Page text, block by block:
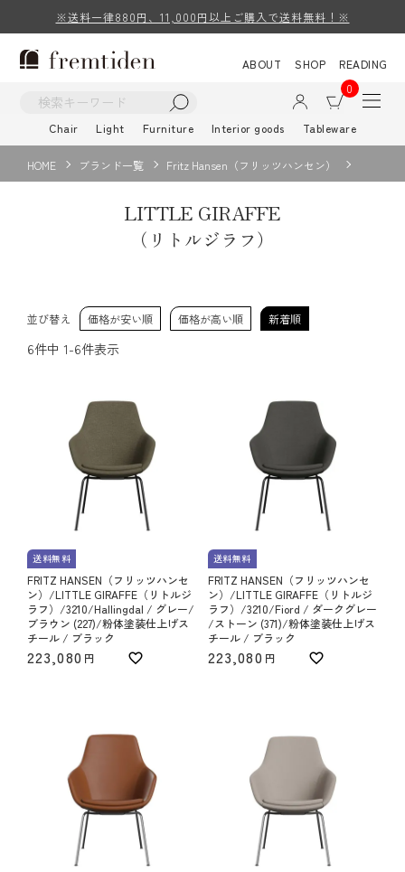
※送料一律880円、11,000円以上ご購入で送料無料！※
ABOUT SHOP
READING
0
Chair Light Furniture Interior goods Tableware
HOME ブランド一覧 Fritz Hansen（フリッツハンセン）
LITTLE GIRAFFE
（リトルジラフ）
並び替え 価格が安い順 価格が高い順 新着順
6件中 1-6件表示
送料無料
FRITZ HANSEN（フリッツハンセ
ン）/LITTLE GIRAFFE（リトルジ
ラフ）/3210/Hallingdal / グレー/
ブラウン (227)/粉体塗装仕上げス
チール / ブラック
223,080
送料無料
FRITZ HANSEN（フリッツハンセ
ン）/LITTLE GIRAFFE（リトルジ
ラフ）/3210/Fiord / ダークグレー
/ストーン (371)/粉体塗装仕上げス
チール / ブラック
223,080